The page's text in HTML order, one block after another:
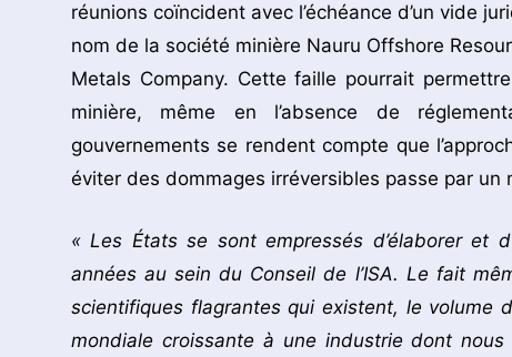
réunions coïncident avec l’échéance d’un vide
nom de la société minière Nauru Offshore
Metals Company. Cette faille pourrait
minière, même en l’absence de
gouvernements se rendent compte que
éviter des dommages irréversibles passe par un
« Les États se sont empressés d’élaborer et
années au sein du Conseil de l’ISA. Le fait
scientifiques flagrantes qui existent, le volume
mondiale croissante à une industrie dont